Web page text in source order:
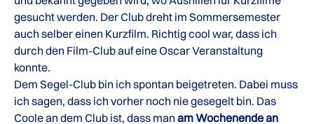
gesucht werden. Der Club dreht im Sommersemester
auch selber einen Kurzfilm. Richtig cool war, dass ich
durch den Film-Club auf eine Oscar Veranstaltung
konnte.
Dem Segel-Club bin ich spontan beigetreten. Dabei muss
ich sagen, dass ich vorher noch nie gesegelt bin. Das
Coole an dem Club ist, dass man am Wochenende an